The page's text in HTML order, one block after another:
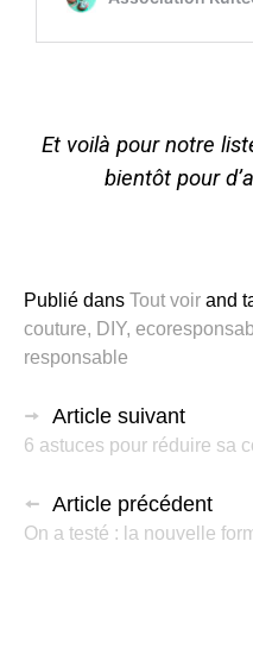
Et voilà pour notre
bientôt pour
Publié dans Tout voir and
couture, DIY,
responsable
Article suivant
6 astuces pour réduire sa
Article précédent
On a testé : la nouvelle